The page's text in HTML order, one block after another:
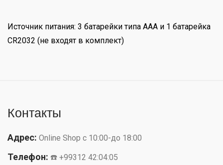
Источник питания: 3 батарейки типа ААА и 1 батарейка
CR2032 (не входят в комплект)
Контакты
Адрес: Online Shop с 10:00-до 18:00
Телефон: ☎️ +99312 42:04:05